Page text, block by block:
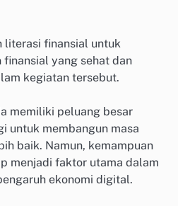
literasi finansial untuk
yang sehat dan
kegiatan tersebut.
memiliki peluang besar
untuk membangun masa
baik. Namun, kemampuan
menjadi faktor utama dalam
ekonomi digital.